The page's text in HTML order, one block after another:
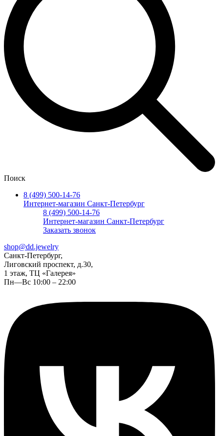
Поиск
8 (499) 500-14-76
Интернет-магазин Санкт-Петербург
8 (499) 500-14-76
Интернет-магазин Санкт-Петербург
Заказать звонок
shop@dd.jewelry
Санкт-Петербург,
Лиговский проспект, д.30,
1 этаж, ТЦ «Галерея»
Пн—Вс 10:00 – 22:00